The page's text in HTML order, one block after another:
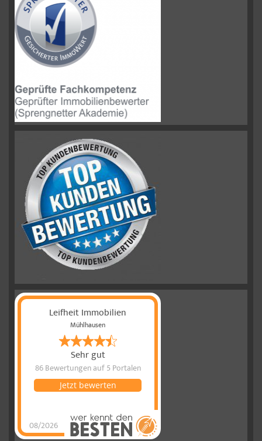
Leifheit Immobilien
Mühlhausen
Sehr gut
86 Bewertungenauf 5 Portalen
08/2026
Jetzt bewerten
Leifheit
Immobilienhat